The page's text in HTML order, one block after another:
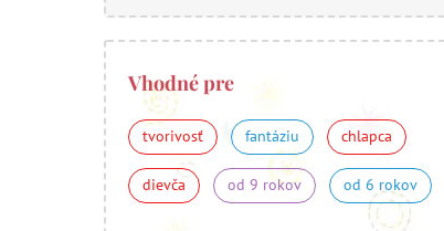
Vhodné pre
tvorivosť fantáziu chlapca
dievča od 9 rokov od 6 rokov